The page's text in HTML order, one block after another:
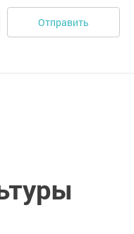
Отправить